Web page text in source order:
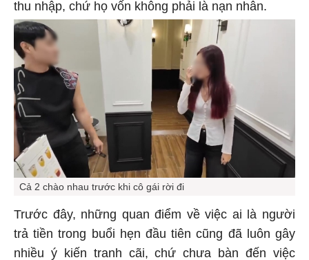
thu nhập, chứ họ vốn không phải là nạn nhân.
Cả 2 chào nhau trước khi cô gái rời đi
Trước đây, những quan điểm về việc ai là người
trả tiền trong buổi hẹn đầu tiên cũng đã luôn gây
nhiều ý kiến tranh cãi, chứ chưa bàn đến việc